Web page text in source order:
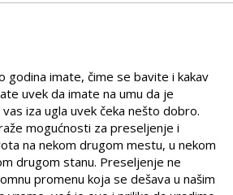
godina imate, čime se bavite i kakav
uvek da imate na umu da je
iza ugla uvek čeka nešto dobro.
mogućnosti za preseljenje i
na nekom drugom mestu, u nekom
drugom stanu. Preseljenje ne
promenu koja se dešava u našim